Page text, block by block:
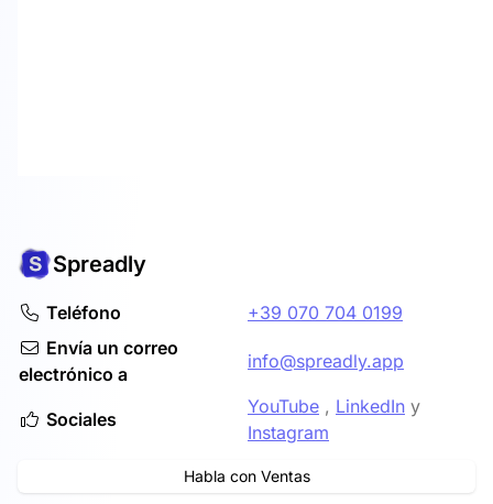
Spreadly
Teléfono
+39 070 704 0199
Envía un correo
electrónico a
info@spreadly.app
Sociales
YouTube , LinkedIn y
Instagram
Habla con Ventas